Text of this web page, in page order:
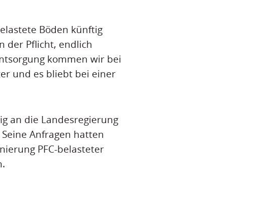
Böden künftig
der Pflicht, endlich
kommen wir bei
und es bliebt bei einer
an die Landesregierung
Anfragen hatten
PFC-belasteter